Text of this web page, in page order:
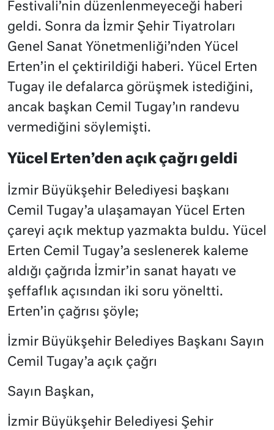
Festivali’nin düzenlenmeyeceği haberi
geldi. Sonra da İzmir Şehir Tiyatroları
Genel Sanat Yönetmenliği’nden Yücel
Erten’in el çektirildiği haberi. Yücel Erten
Tugay ile defalarca görüşmek istediğini,
ancak başkan Cemil Tugay’ın randevu
vermediğini söylemişti.
Yücel Erten’den açık çağrı geldi
İzmir Büyükşehir Belediyesi başkanı
Cemil Tugay’a ulaşamayan Yücel Erten
çareyi açık mektup yazmakta buldu. Yücel
Erten Cemil Tugay’a seslenerek kaleme
aldığı çağrıda İzmir’in sanat hayatı ve
şeffaflık açısından iki soru yöneltti.
Erten’in çağrısı şöyle;
İzmir Büyükşehir Belediyes Başkanı Sayın
Cemil Tugay’a açık çağrı
Sayın Başkan,
İzmir Büyükşehir Belediyesi Şehir